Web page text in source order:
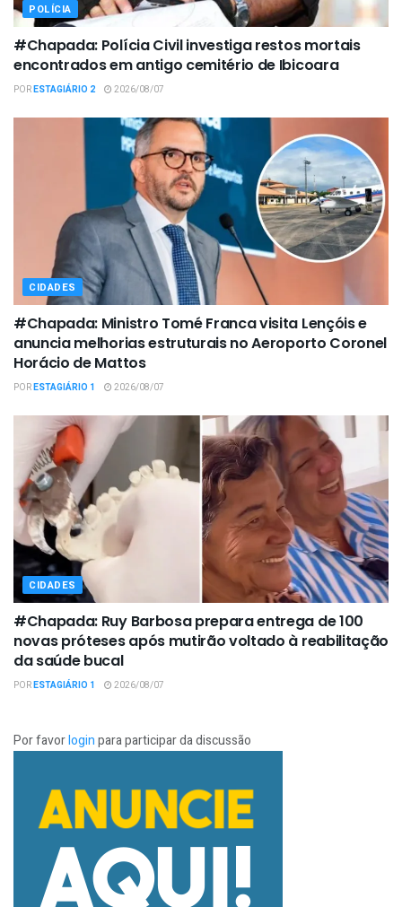
POLÍCIA
#Chapada: Polícia Civil investiga restos mortais
encontrados em antigo cemitério de Ibicoara
PORESTAGIÁRIO 2 2026/08/07
CIDADES
#Chapada: Ministro Tomé Franca visita Lençóis e
anuncia melhorias estruturais no Aeroporto Coronel
Horácio de Mattos
PORESTAGIÁRIO 1 2026/08/07
CIDADES
#Chapada: Ruy Barbosa prepara entrega de 100
novas próteses após mutirão voltado à reabilitação
da saúde bucal
PORESTAGIÁRIO 1 2026/08/07
Por favorloginpara participar da discussão